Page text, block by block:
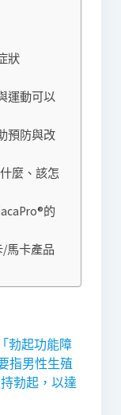
狀
運動可以
預防與改
麼、該怎
的
/馬卡產品
勃起功能障
指男性生殖
勃起，以達